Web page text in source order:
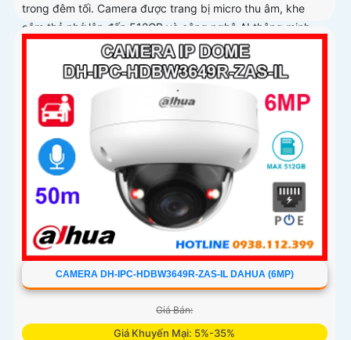
trong đêm tối. Camera được trang bị micro thu âm, khe
cắm thẻ nhớ lên đến 512GB và công nghệ AI thông minh
nhận diện chính xác người và phương tiện nâng cao hiệu
quả giám sát
CAMERA DH-IPC-HDBW3649R-ZAS-IL DAHUA (6MP)
Giá Bán:
Giá Khuyến Mại: 5%-35%